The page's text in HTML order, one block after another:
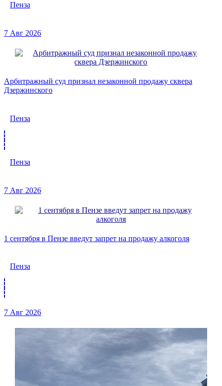
Пенза
7 Авг 2026
Арбитражный суд признал незаконной продажу сквера
Дзержинского
Пенза
Пенза
7 Авг 2026
1 сентября в Пензе введут запрет на продажу алкоголя
Пенза
7 Авг 2026